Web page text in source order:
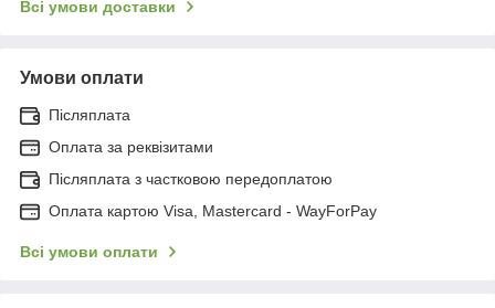
Всі умови доставки
Умови оплати
Післяплата
Оплата за реквізитами
Післяплата з частковою передоплатою
Оплата картою Visa, Mastercard - WayForPay
Всі умови оплати